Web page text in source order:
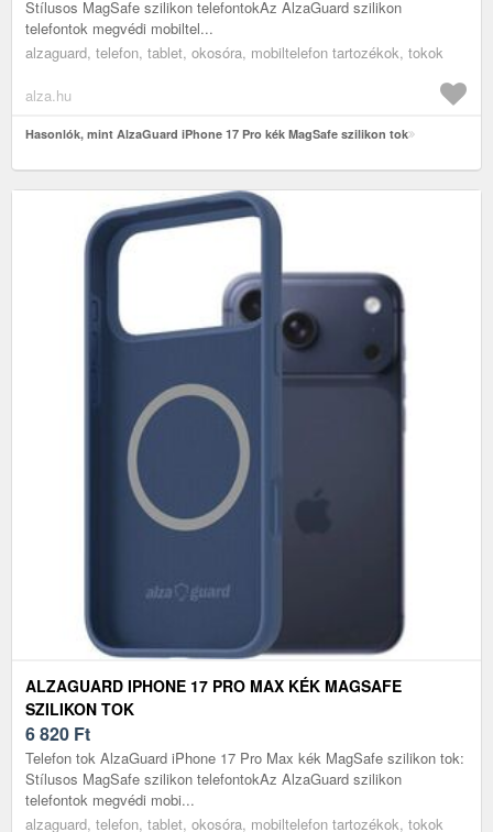
Stílusos MagSafe szilikon telefontokAz AlzaGuard szilikon
telefontok megvédi mobiltel...
alzaguard, telefon, tablet, okosóra, mobiltelefon tartozékok, tokok
alza.hu
Hasonlók, mint AlzaGuard iPhone 17 Pro kék MagSafe szilikon tok
ALZAGUARD IPHONE 17 PRO MAX KÉK MAGSAFE
SZILIKON TOK
6 820 Ft
Telefon tok AlzaGuard iPhone 17 Pro Max kék MagSafe szilikon tok:
Stílusos MagSafe szilikon telefontokAz AlzaGuard szilikon
telefontok megvédi mobi...
alzaguard, telefon, tablet, okosóra, mobiltelefon tartozékok, tokok